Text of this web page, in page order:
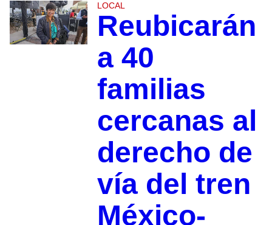
LOCAL
Reubicarán
a 40
familias
cercanas al
derecho de
vía del tren
México-